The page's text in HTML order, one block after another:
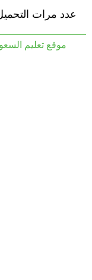
عدد مرات التحميل:
موقع تعليم السعودية ©